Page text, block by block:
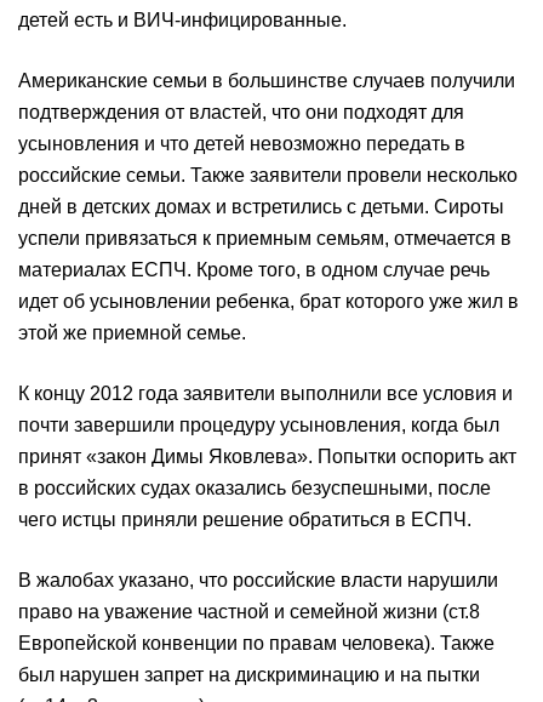
детей есть и ВИЧ-инфицированные.
Американские семьи в большинстве случаев получили
подтверждения от властей, что они подходят для
усыновления и что детей невозможно передать в
российские семьи. Также заявители провели несколько
дней в детских домах и встретились с детьми. Сироты
успели привязаться к приемным семьям, отмечается в
материалах ЕСПЧ. Кроме того, в одном случае речь
идет об усыновлении ребенка, брат которого уже жил в
этой же приемной семье.
К концу 2012 года заявители выполнили все условия и
почти завершили процедуру усыновления, когда был
принят «закон Димы Яковлева». Попытки оспорить акт
в российских судах оказались безуспешными, после
чего истцы приняли решение обратиться в ЕСПЧ.
В жалобах указано, что российские власти нарушили
право на уважение частной и семейной жизни (ст.8
Европейской конвенции по правам человека). Также
был нарушен запрет на дискриминацию и на пытки